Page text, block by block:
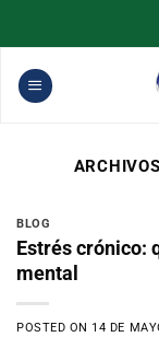
contenido
BLOG
Estrés crónico:
mental
POSTED ON 14 DE